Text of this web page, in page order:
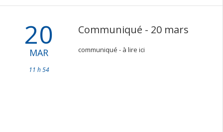
20
MAR
11 h 54
Communiqué - 20 mars
communiqué - à lire ici